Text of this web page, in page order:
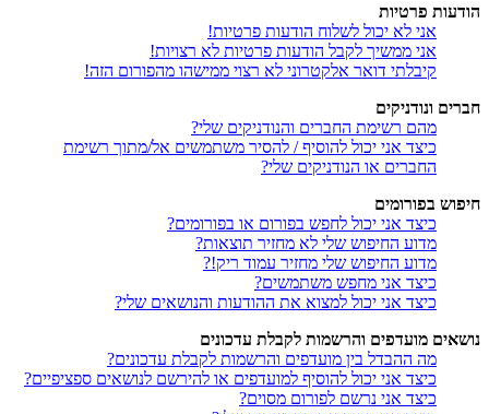
הודעות פרטיות
אני לא יכול לשלוח הודעות פרטיות!
אני ממשיך לקבל הודעות פרטיות לא רצויות!
קיבלתי דואר אלקטרוני לא רצוי ממישהו מהפורום הזה!
חברים ונודניקים
מהם רשימת החברים והנודניקים שלי?
כיצד אני יכול להוסיף / להסיר משתמשים אל/מתוך רשימת
החברים או הנודניקים שלי?
חיפוש בפורומים
כיצד אני יכול לחפש בפורום או בפורומים?
מדוע החיפוש שלי לא מחזיר תוצאות?
מדוע החיפוש שלי מחזיר עמוד ריק!?
כיצד אני מחפש משתמשים?
כיצד אני יכול למצוא את ההודעות והנושאים שלי?
נושאים מועדפים והרשמות לקבלת עדכונים
מה ההבדל בין מועדפים והרשמות לקבלת עדכונים?
כיצד אני יכול להוסיף למועדפים או להירשם לנושאים ספציפיים?
כיצד אני נרשם לפורום מסוים?